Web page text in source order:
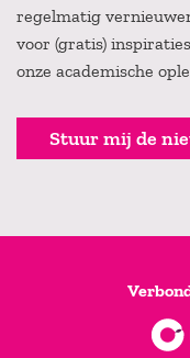
regelmatig
voor (gratis)
onze academische
Stuur mij de